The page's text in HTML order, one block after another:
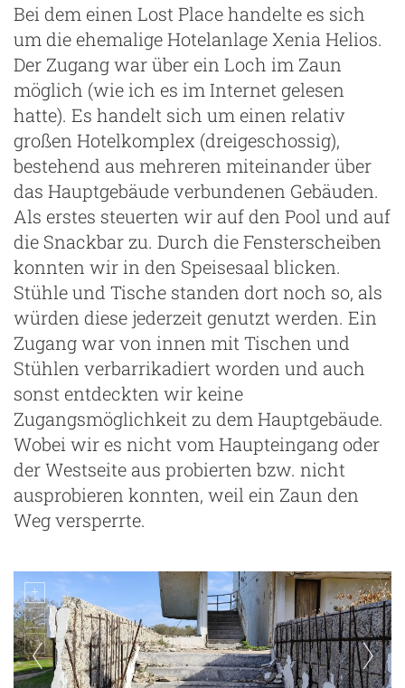
Bei dem einen Lost Place handelte es sich
um die ehemalige Hotelanlage Xenia Helios.
Der Zugang war über ein Loch im Zaun
möglich (wie ich es im Internet gelesen
hatte). Es handelt sich um einen relativ
großen Hotelkomplex (dreigeschossig),
bestehend aus mehreren miteinander über
das Hauptgebäude verbundenen Gebäuden.
Als erstes steuerten wir auf den Pool und auf
die Snackbar zu. Durch die Fensterscheiben
konnten wir in den Speisesaal blicken.
Stühle und Tische standen dort noch so, als
würden diese jederzeit genutzt werden. Ein
Zugang war von innen mit Tischen und
Stühlen verbarrikadiert worden und auch
sonst entdeckten wir keine
Zugangsmöglichkeit zu dem Hauptgebäude.
Wobei wir es nicht vom Haupteingang oder
der Westseite aus probierten bzw. nicht
ausprobieren konnten, weil ein Zaun den
Weg versperrte.